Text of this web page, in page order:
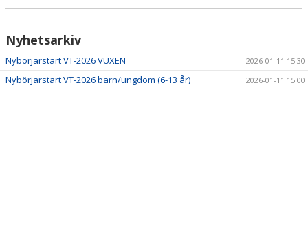
Nyhetsarkiv
Nybörjarstart VT-2026 VUXEN 2026-01-11 15:30
Nybörjarstart VT-2026 barn/ungdom (6-13 år) 2026-01-11 15:00